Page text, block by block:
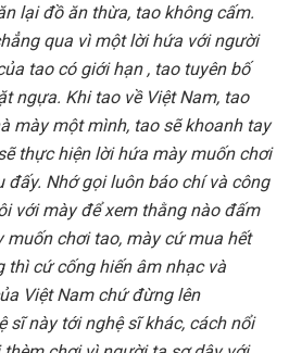
lại đồ ăn thừa, tao không cấm.
qua vì một lời hứa với người
tao có giới hạn , tao tuyên bố
ngựa. Khi tao về Việt Nam, tao
mày một mình, tao sẽ khoanh tay
thực hiện lời hứa mày muốn chơi
đấy. Nhớ gọi luôn báo chí và công
với mày để xem thằng nào đấm
muốn chơi tao, mày cứ mua hết
thì cứ cống hiến âm nhạc và
Việt Nam chứ đừng lên
sĩ này tới nghệ sĩ khác, cách nổi